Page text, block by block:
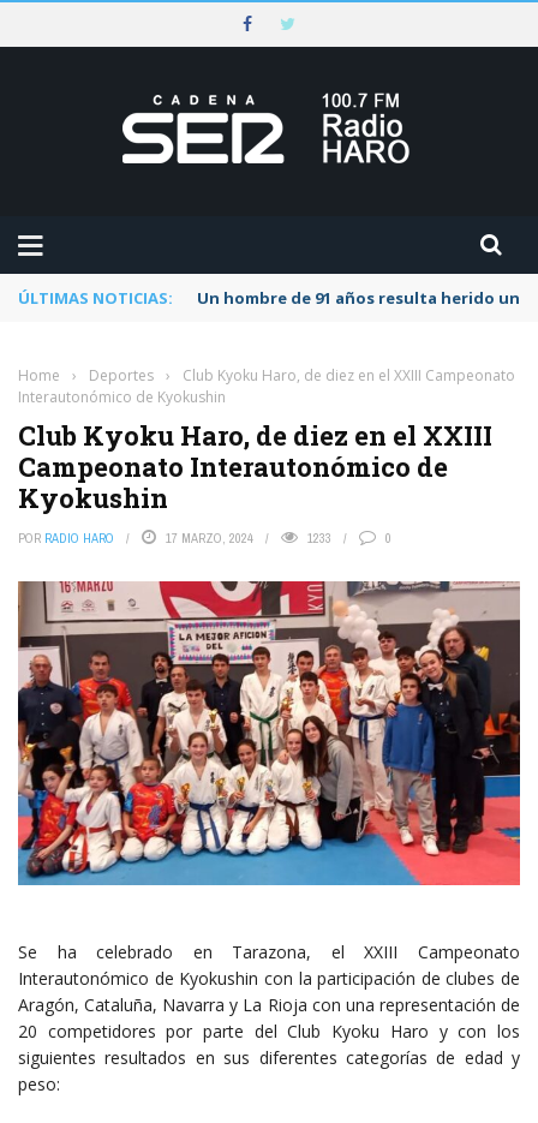
ÚLTIMAS NOTICIAS: Un hombre de 91 años resulta herido
Home › Deportes ›
Club Kyoku Haro, de diez en el XXIII Campeonato
Interautonómico de Kyokushin
Club Kyoku Haro, de diez en el XXIII
Campeonato Interautonómico de
Kyokushin
POR RADIO HARO 17 MARZO, 2024 1233 0
Se ha celebrado en Tarazona, el XXIII Campeonato
Interautonómico de Kyokushin con la participación de clubes de
Aragón, Cataluña, Navarra y La Rioja con una representación de
20 competidores por parte del Club Kyoku Haro y con los
siguientes resultados en sus diferentes categorías de edad y
peso: